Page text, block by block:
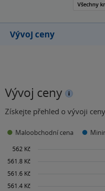
Všechny
Vývoj ceny
Vývoj ceny
Získejte přehled o vývoji
Maloobchodní cena